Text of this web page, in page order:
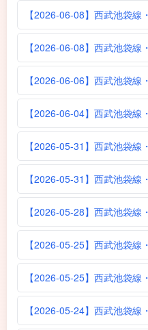
【2026-06-08】西武池袋線
【2026-06-08】西武池袋線
【2026-06-06】西武池袋線
【2026-06-04】西武池袋線
【2026-05-31】西武池袋線
【2026-05-31】西武池袋線
【2026-05-28】西武池袋線
【2026-05-25】西武池袋線
【2026-05-25】西武池袋線
【2026-05-24】西武池袋線